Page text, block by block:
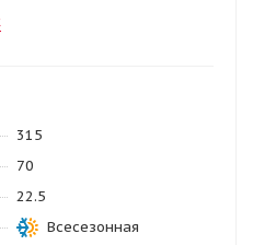
315
70
22.5
Всесезонная